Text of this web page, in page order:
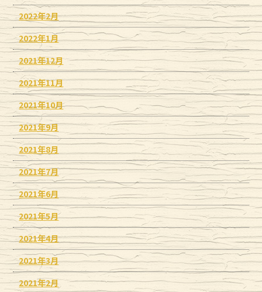
2022年2月
2022年1月
2021年12月
2021年11月
2021年10月
2021年9月
2021年8月
2021年7月
2021年6月
2021年5月
2021年4月
2021年3月
2021年2月